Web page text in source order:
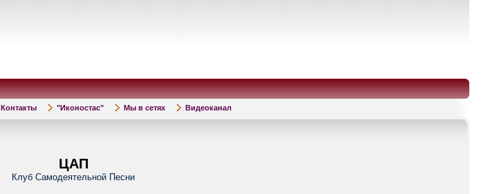
Контакты "Иконостас" Мы в сетях Видеоканал
ЦАП
Клуб Самодеятельной Песни